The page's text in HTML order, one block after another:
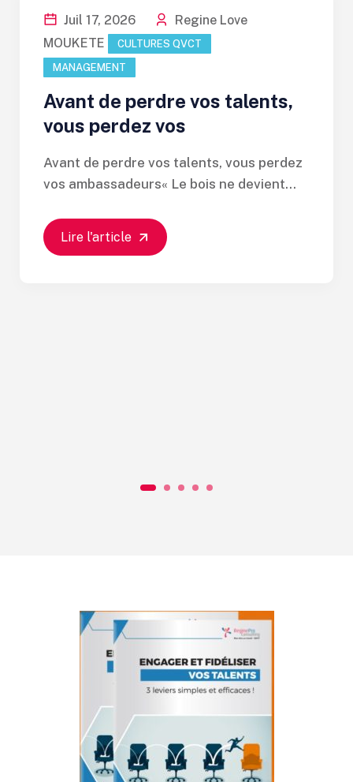
Juil 17, 2026
Regine Love
MOUKETE
CULTURES QVCT
MANAGEMENT
Avant de perdre vos talents,
vous perdez vos
Avant de perdre vos talents, vous perdez
vos ambassadeurs« Le bois ne devient...
Lire l'article
1 2 3 4 5